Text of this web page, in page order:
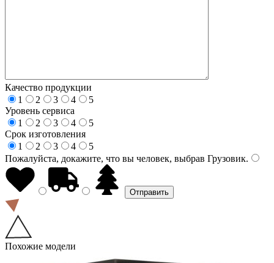
Качество продукции
1
2 3 4
5
Уровень сервиса
1
2 3 4
5
Срок изготовления
1
2 3 4
5
Пожалуйста, докажите, что вы человек, выбрав Грузовик.
Похожие модели